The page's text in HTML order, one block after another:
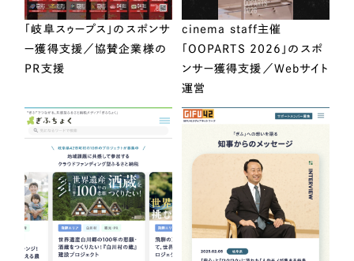
「岐阜スゥープス」のスポンサ
ー獲得支援／協賛企業様の
PR支援
cinema staff主催
「OOPARTS 2026」のスポ
ンサー獲得支援／Webサイト
運営